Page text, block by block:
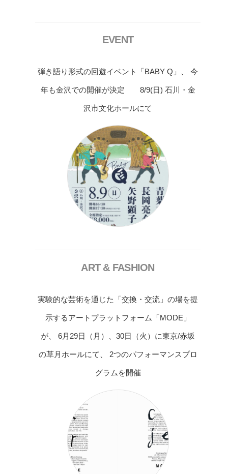
EVENT
弾き語り形式の回遊イベント「BABY Q」、 今
年も金沢での開催が決定 8/9(日) 石川・金
沢市文化ホールにて
ART & FASHION
実験的な芸術を通じた「交換・交流」の場を提
示するアートプラットフォーム「MODE」
が、 6月29日（月）、30日（火）に東京/赤坂
の草月ホールにて、 2つのパフォーマンスプロ
グラムを開催